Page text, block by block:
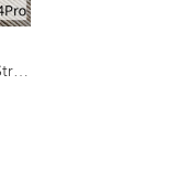
(iPhone14PRO) Double Strap iPhone Case